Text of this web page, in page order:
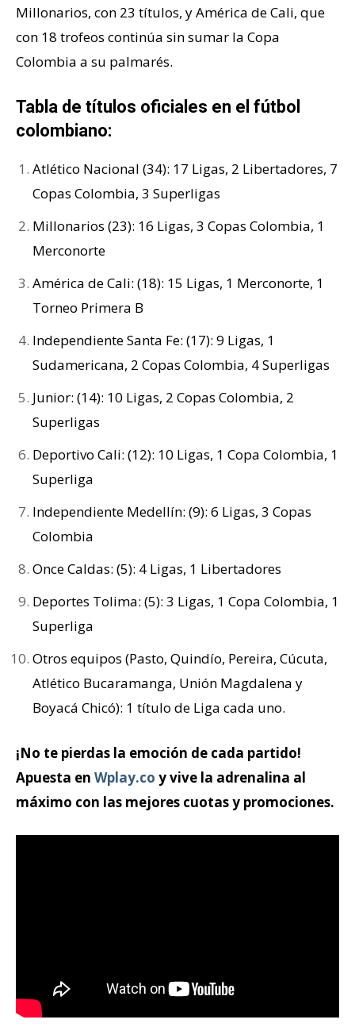
Millonarios, con 23 títulos, y América de Cali, que
con 18 trofeos continúa sin sumar la Copa
Colombia a su palmarés.
Tabla de títulos oficiales en el fútbol
colombiano:
Atlético Nacional (34): 17 Ligas, 2 Libertadores, 7
Copas Colombia, 3 Superligas
Millonarios (23): 16 Ligas, 3 Copas Colombia, 1
Merconorte
América de Cali: (18): 15 Ligas, 1 Merconorte, 1
Torneo Primera B
Independiente Santa Fe: (17): 9 Ligas, 1
Sudamericana, 2 Copas Colombia, 4 Superligas
Junior: (14): 10 Ligas, 2 Copas Colombia, 2
Superligas
Deportivo Cali: (12): 10 Ligas, 1 Copa Colombia, 1
Superliga
Independiente Medellín: (9): 6 Ligas, 3 Copas
Colombia
Once Caldas: (5): 4 Ligas, 1 Libertadores
Deportes Tolima: (5): 3 Ligas, 1 Copa Colombia, 1
Superliga
Otros equipos (Pasto, Quindío, Pereira, Cúcuta,
Atlético Bucaramanga, Unión Magdalena y
Boyacá Chicó): 1 título de Liga cada uno.
¡No te pierdas la emoción de cada partido!
Apuesta en Wplay.co y vive la adrenalina al
máximo con las mejores cuotas y promociones.